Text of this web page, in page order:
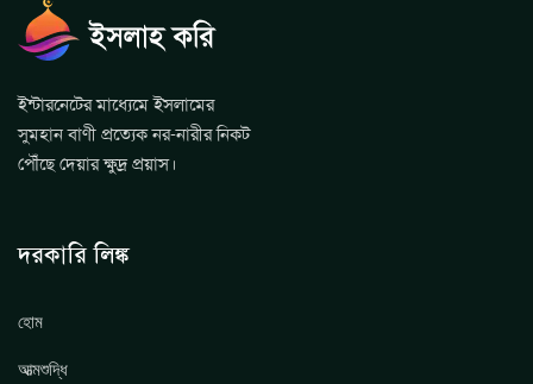
ইন্টারনেটের মাধ্যেমে ইসলামের
সুমহান বাণী প্রত্যেক নর-নারীর নিকট
পৌঁছে দেয়ার ক্ষুদ্র প্রয়াস।
দরকারি লিঙ্ক
হোম
আত্মশুদ্ধি